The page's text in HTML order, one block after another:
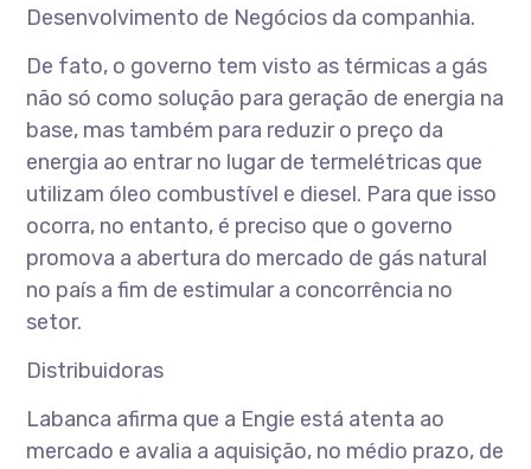
Desenvolvimento de Negócios da companhia.
De fato, o governo tem visto as térmicas a gás
não só como solução para geração de energia na
base, mas também para reduzir o preço da
energia ao entrar no lugar de termelétricas que
utilizam óleo combustível e diesel. Para que isso
ocorra, no entanto, é preciso que o governo
promova a abertura do mercado de gás natural
no país a fim de estimular a concorrência no
setor.
Distribuidoras
Labanca afirma que a Engie está atenta ao
mercado e avalia a aquisição, no médio prazo, de